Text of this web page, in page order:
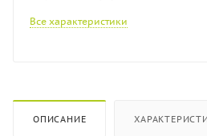
Все характеристики
ОПИСАНИЕ